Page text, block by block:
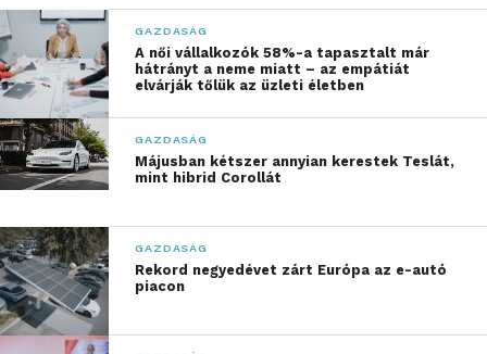
magyarázható”
– értékelte a piaci folyamatokat Soóki-Tóth Gábor,
az Otthon Centrum elemzési vezetője.
A második negyedévben hat új projekt jelent meg a
Balaton térségében, összesen 219 lakással, ami
legnagyobb fejlesztési központ továbbra is Siófok,
ahol jelenleg 18 projektben 709 lakás kivitelezése
zajlik. Ez a teljes balatoni új építésű kínálat közel
egynegyedét teszi ki. A déli part legnagyobb
GAZDASÁG
A női vállalkozók 58%-a tapasztalt már
hátrányt a neme miatt – az empátiát
elvárják tőlük az üzleti életben
GAZDASÁG
Májusban kétszer annyian kerestek Teslát,
mint hibrid Corollát
GAZDASÁG
Rekord negyedévet zárt Európa az e-autó
piacon